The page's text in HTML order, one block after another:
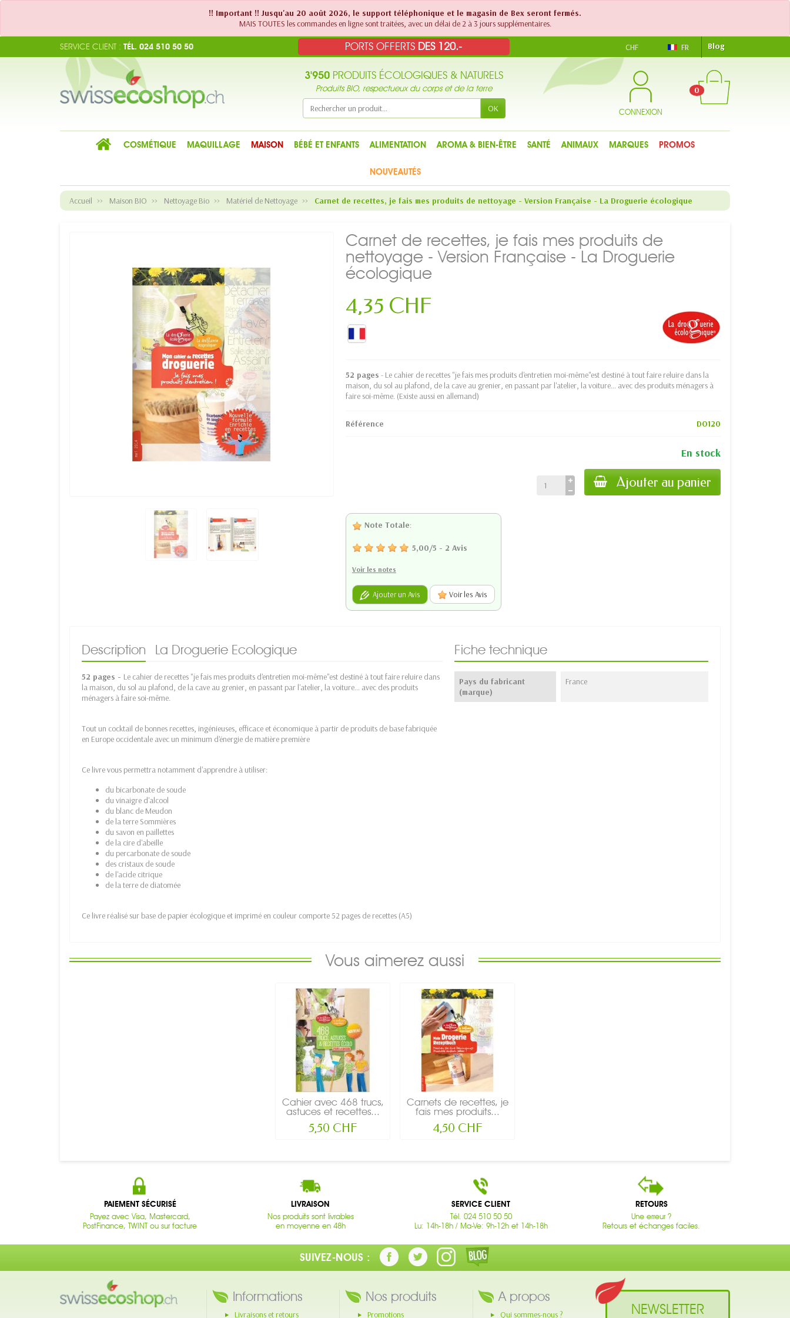
!! Important !! Jusqu'au 20 août 2026, le support téléphonique et le magasin de Bex seront fermés.
MAIS TOUTES les commandes en ligne sont traitées, avec un délai de 2 à 3 jours supplémentaires.
PORTS OFFERTS DES 120.-
SERVICE CLIENT : TÉL. 024 510 50 50 CHF FR Blog
3'950 PRODUITS ÉCOLOGIQUES & NATURELS
Produits BIO, respectueux du corps et de la terre
OK CONNEXION
0
COSMÉTIQUE MAQUILLAGE MAISON BÉBÉ ET ENFANTS ALIMENTATION AROMA & BIEN-ÊTRE SANTÉ ANIMAUX MARQUES PROMOS
NOUVEAUTÉS
Accueil Maison BIO Nettoyage Bio Matériel de Nettoyage Carnet de recettes, je fais mes produits de nettoyage - Version Française - La Droguerie écologique
Carnet de recettes, je fais mes produits de
nettoyage - Version Française - La Droguerie
écologique
4,35 CHF
52 pages - Le cahier de recettes "je fais mes produits d'entretien moi-même"est destiné à tout faire reluire dans la
maison, du sol au plafond, de la cave au grenier, en passant par l'atelier, la voiture… avec des produits ménagers à
faire soi-même. (Existe aussi en allemand)
Référence DO120
En stock
Ajouter au panier
Note Totale:
5,00/5 - 2 Avis
Voir les notes
Ajouter un Avis Voir les Avis
Description La Droguerie Ecologique
52 pages - Le cahier de recettes "je fais mes produits d'entretien moi-même"est destiné à tout faire reluire dans
la maison, du sol au plafond, de la cave au grenier, en passant par l'atelier, la voiture… avec des produits
ménagers à faire soi-même.
Tout un cocktail de bonnes recettes, ingénieuses, efficace et économique à partir de produits de base fabriquée
en Europe occidentale avec un minimum d'énergie de matière première
Ce livre vous permettra notamment d'apprendre à utiliser:
du bicarbonate de soude
du vinaigre d'alcool
du blanc de Meudon
de la terre Sommières
du savon en paillettes
de la cire d'abeille
du percarbonate de soude
des cristaux de soude
de l'acide citrique
de la terre de diatomée
Ce livre réalisé sur base de papier écologique et imprimé en couleur comporte 52 pages de recettes (A5)
Fiche technique
Pays du fabricant
(marque)
France
Vous aimerez aussi
Cahier avec 468 trucs,
astuces et recettes...
5,50 CHF
Carnets de recettes, je
fais mes produits...
4,50 CHF
PAIEMENT SÉCURISÉ
Payez avec Visa, Mastercard,
PostFinance, TWINT ou sur facture
LIVRAISON
Nos produits sont livrables
en moyenne en 48h
SERVICE CLIENT
Tél. 024 510 50 50
Lu: 14h-18h / Ma-Ve: 9h-12h et 14h-18h
RETOURS
Une erreur ?
Retours et échanges faciles.
SUIVEZ-NOUS :
Informations
Livraisons et retours
Nos produits
Promotions
A propos
Qui sommes-nous ? NEWSLETTER